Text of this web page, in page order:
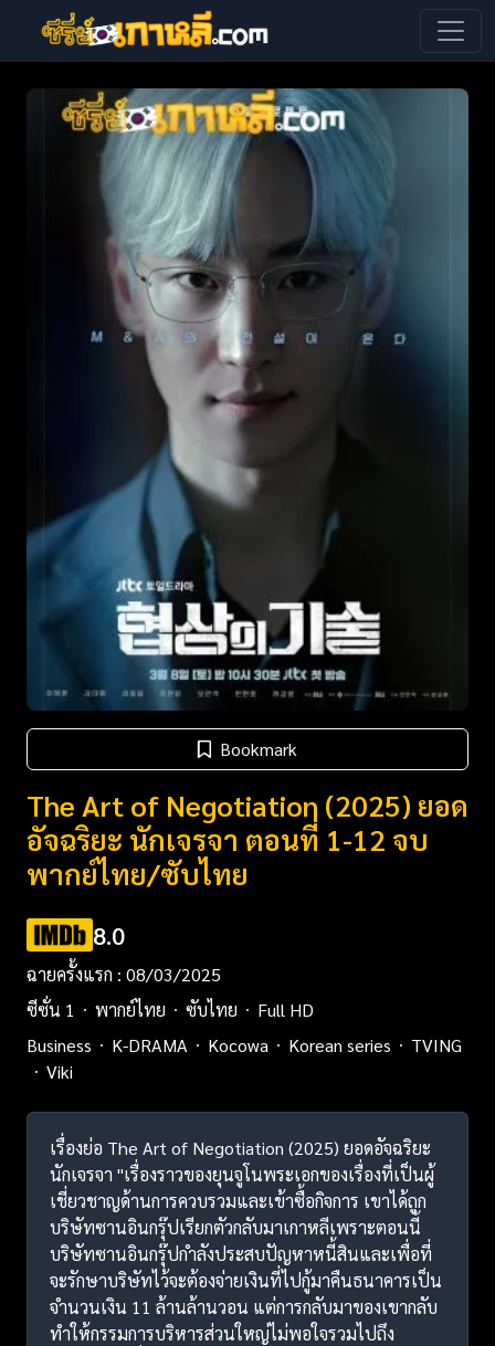
Bookmark
The Art of Negotiation (2025) ยอด
อัจฉริยะ นักเจรจา ตอนที่ 1-12 จบ
พากย์ไทย/ซับไทย
8.0
ฉายครั้งแรก : 08/03/2025
ซีซั่น 1
พากย์ไทย ซับไทย
Full HD
Business
K-DRAMA Kocowa Korean series
TVING
Viki
เรื่องย่อ The Art of Negotiation (2025) ยอดอัจฉริยะ
นักเจรจา "เรื่องราวของยุนจูโนพระเอกของเรื่องที่เป็นผู้
เชี่ยวชาญด้านการควบรวมและเข้าซื้อกิจการ เขาได้ถูก
บริษัทซานอินกรุ๊ปเรียกตัวกลับมาเกาหลีเพราะตอนนี้
บริษัทซานอินกรุ๊ปกำลังประสบปัญหาหนี้สินและเพื่อที่
จะรักษาบริษัทไว้จะต้องจ่ายเงินที่ไปกู้มาคืนธนาคารเป็น
จำนวนเงิน 11 ล้านล้านวอน แต่การกลับมาของเขากลับ
ทำให้กรรมการบริหารส่วนใหญ่ไม่พอใจรวมไปถึง